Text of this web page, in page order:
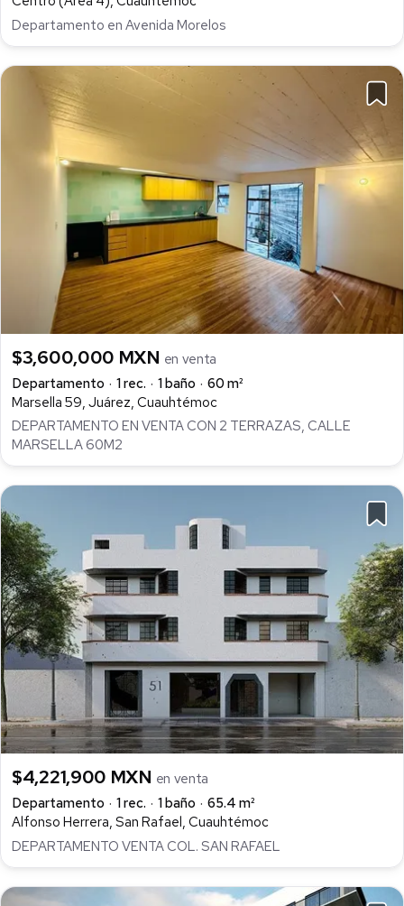
Departamento en Avenida Morelos
$3,600,000 MXN en venta
Departamento
1 rec. 1 baño
60 m²
Marsella 59, Juárez, Cuauhtémoc
DEPARTAMENTO EN VENTA CON 2 TERRAZAS, CALLE
MARSELLA 60M2
$4,221,900 MXN en venta
Departamento
1 rec. 1 baño
65.4 m²
Alfonso Herrera, San Rafael, Cuauhtémoc
DEPARTAMENTO VENTA COL. SAN RAFAEL